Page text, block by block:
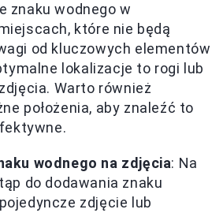
znaku wodnego w
które nie będą
od kluczowych elementów
lokalizacje to rogi lub
Warto również
położenia, aby znaleźć to
wodnego na zdjęcia: Na
do dodawania znaku
zdjęcie lub